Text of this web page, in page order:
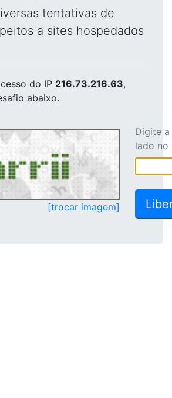
tentativas de
a sites hospedados
do IP 216.73.216.63,
abaixo.
[trocar imagem]
Digite
lado no